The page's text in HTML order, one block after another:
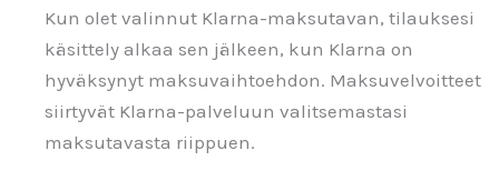
Kun olet valinnut Klarna-maksutavan, tilauksesi
käsittely alkaa sen jälkeen, kun Klarna on
hyväksynyt maksuvaihtoehdon. Maksuvelvoitteet
siirtyvät Klarna-palveluun valitsemastasi
maksutavasta riippuen.